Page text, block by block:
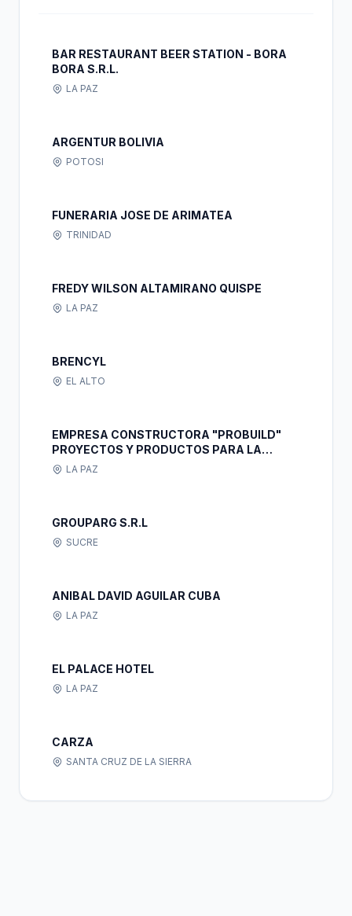
BAR RESTAURANT BEER STATION - BORA
BORA S.R.L.
LA PAZ
ARGENTUR BOLIVIA
POTOSI
FUNERARIA JOSE DE ARIMATEA
TRINIDAD
FREDY WILSON ALTAMIRANO QUISPE
LA PAZ
BRENCYL
EL ALTO
EMPRESA CONSTRUCTORA "PROBUILD"
PROYECTOS Y PRODUCTOS PARA LA
EDIFICACION.
LA PAZ
GROUPARG S.R.L
SUCRE
ANIBAL DAVID AGUILAR CUBA
LA PAZ
EL PALACE HOTEL
LA PAZ
CARZA
SANTA CRUZ DE LA SIERRA